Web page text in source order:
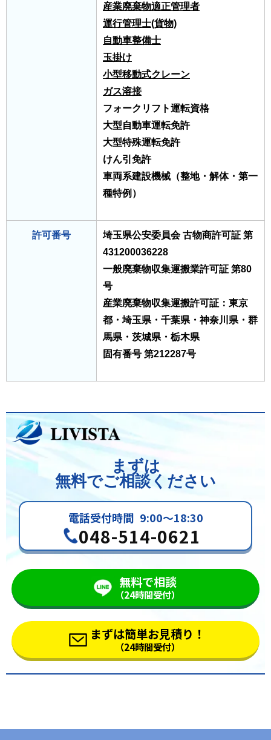
産業廃棄物適正管理者
運行管理士(貨物)
自動車整備士
玉掛け
小型移動式クレーン
ガス溶接
フォークリフト運転資格
大型自動車運転免許
大型特殊運転免許
けん引免許
車両系建設機械（整地・解体・第一
種特例）
許可番号
埼玉県公安委員会 古物商許可証 第
431200036228
一般廃棄物収集運搬業許可証 第80
号
産業廃棄物収集運搬許可証：東京
都・埼玉県・千葉県・神奈川県・群
馬県・茨城県・栃木県
固有番号 第212287号
まずは
無料でご相談ください
電話受付時間 9:00～18:30
048-514-0621
無料で相談
（24時間受付）
まずは簡単お見積り！
（24時間受付）